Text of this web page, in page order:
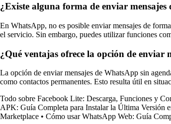
¿Existe alguna forma de enviar
En WhatsApp, no es posible enviar mensajes de
el servicio. Sin embargo, puedes utilizar funciones
¿Qué ventajas ofrece la opción de enviar
La opción de enviar mensajes de WhatsApp sin
como contactos permanentes. Esto resulta útil en
Todo sobre Facebook Lite: Descarga, Funciones y
APK: Guía Completa para Instalar la Última Versión
Marketplace • Cómo usar WhatsApp Web: Guía